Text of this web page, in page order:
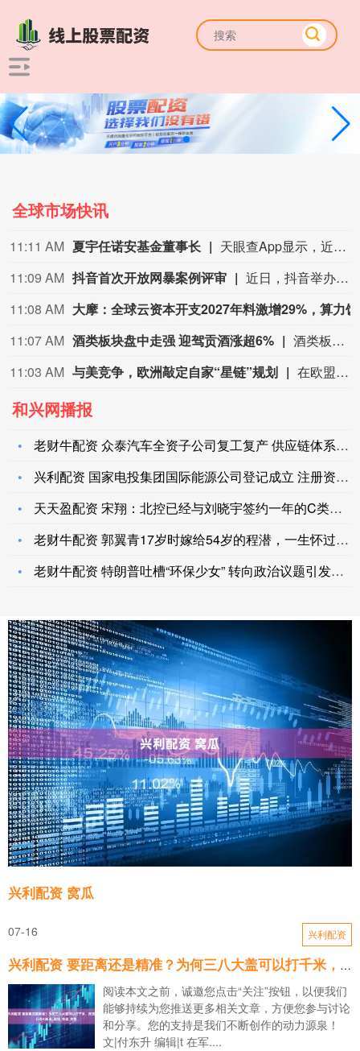
全球市场快讯
11:02 AM 上海商超货架不空供应不断
台风白海豚持续影响上海。针对此次台风天气带来的供应波动，上海市农产品市场提前谋划、备足货源，各大商超卖场全面启动极端天气应急保供预案，加大生活必需品备货补货力度。为保障台风期间蔬菜货物供应，上海蔬菜集团迅速摸排近期供沪蔬菜主产区种植、采收、库存及气象变化情况，8月8日-9日蔬菜和猪肉供应均呈现“量增价稳”的态势，日均蔬菜周转总量预计在4000吨以上。在上海闵行区一家商超内，央视财经记者看到，卖场内秩序井然，货架上商品品类丰富。超市负责人向记者介绍，受台风影响，门店客流和订单量都有明显增加，为了确保货架不空、供应不断，门店及时加大了补货力度。（央视财经）
11:01 AM
11:01 AM 亚洲大国央行连续21个月购金7月创阶段新高
11:00 AM 泰国SET指数开盘上涨0.6%，至1,621.59点。
10:59 AM
和兴网播报
老财牛配资 众泰汽车全资子公司复工复产 供应链体系步入正轨
兴利配资 国家电投集团国际能源公司登记成立 注册资本10亿
天天盈配资 宋翔：北控已经与刘晓宇签约一年的C类合同，并兼任
老财牛配资 郭翼青17岁时嫁给54岁的程潜，一生怀过16个孩
老财牛配资 特朗普吐槽“环保少女” 转向政治议题引发争议
兴利配资 窝瓜
07-16 兴利配资
兴利配资 要距离还是精准？为何三八大盖可以打千米，而现代步枪只有400米_战场_作战_射程
阅读本文之前，诚邀您点击“关注”按钮，以便我们
能够持续为您推送更多相关文章，方便您参与讨论
和分享。您的支持是我们不断创作的动力源泉！
文|付东升 编辑|t 在军....